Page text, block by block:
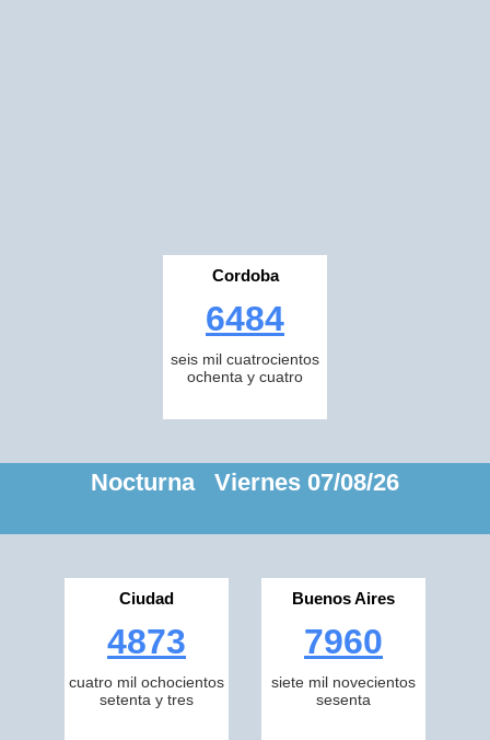
Cordoba
6484
seis mil cuatrocientos
ochenta y cuatro
Nocturna Viernes 07/08/26
Ciudad
4873
cuatro mil ochocientos
setenta y tres
Buenos Aires
7960
siete mil novecientos
sesenta